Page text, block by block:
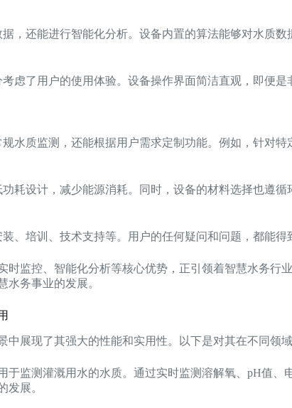
，还能进行智能化分析。设备内置的算法能够对水质
虑了用户的使用体验。设备操作界面简洁直观，即便
水质监测，还能根据用户需求定制功能。例如，针对
耗设计，减少能源消耗。同时，设备的材料选择也遵循
、培训、技术支持等。用户的任何疑问和问题，都能得
时监控、智能化分析等核心优势，正引领着智慧水务
水务事业的发展。
展现了其强大的性能和实用性。以下是对其在不同领
监测灌溉用水的水质。通过实时监测溶解氧、pH值
发展。